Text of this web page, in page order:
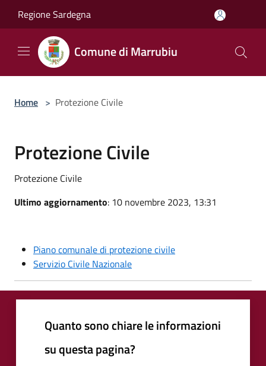
Regione Sardegna
Comune di Marrubiu
Home > Protezione Civile
Protezione Civile
Protezione Civile
Ultimo aggiornamento: 10 novembre 2023, 13:31
Piano comunale di protezione civile
Servizio Civile Nazionale
Quanto sono chiare le informazioni
su questa pagina?